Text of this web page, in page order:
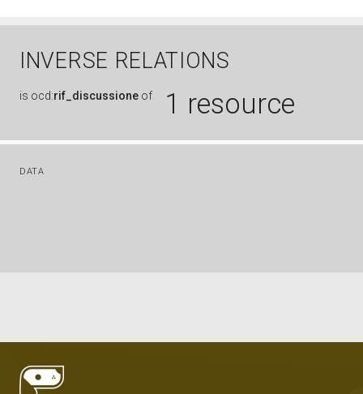
INVERSE RELATIONS
is ocd:rif_discussione of 1 resource
DATA